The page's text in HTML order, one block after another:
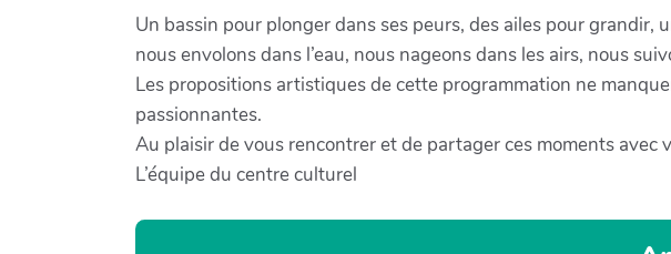
Un bassin pour plonger dans ses peurs, des ailes pour grandir,
nous envolons dans l’eau, nous nageons dans les airs, nous
Les propositions artistiques de cette programmation ne
passionnantes.
Au plaisir de vous rencontrer et de partager ces moments avec
L’équipe du centre culturel